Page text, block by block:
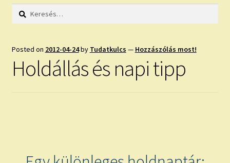
HOLDNAPTÁR
NAPI ASZTROLÓGIA
Keresés:
Posted on 2012-04-24by Tudatkulcs — Hozzászólás most!
Holdállás és napi tipp